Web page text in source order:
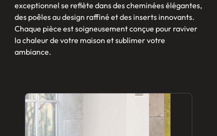
exceptionnel se reflète dans des cheminées élégantes,
des poêles au design raffiné et des inserts innovants.
Chaque pièce est soigneusement conçue pour raviver
la chaleur de votre maison et sublimer votre
ambiance.